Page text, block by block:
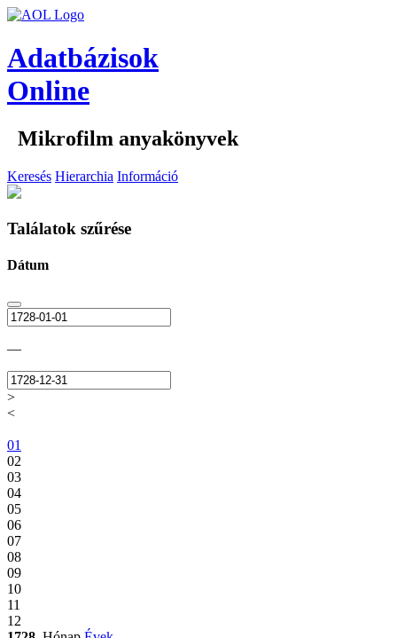
Adatbázisok
Online
Mikrofilm anyakönyvek
Keresés Hierarchia Információ
Találatok szűrése
Dátum
—
>
<
01
02
03
04
05
06
07
08
09
10
11
12